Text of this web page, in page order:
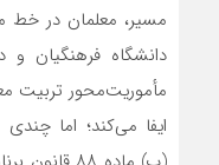
مسیر، معلمان در خط
دانشگاه فرهنگیان و
مأموریت‌محور تربیت
ایفا می‌کند؛ اما